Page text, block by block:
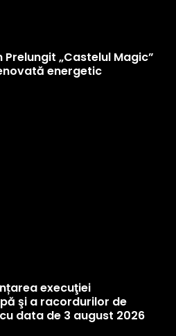
„Castelul Magic”
energetic
execuţiei
şi a racordurilor de
data de 3 august 2026